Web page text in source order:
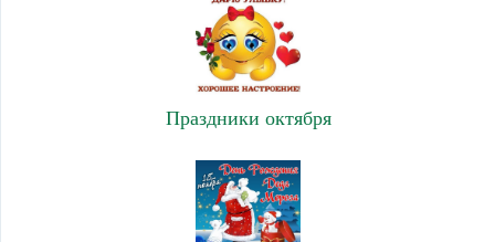
Праздники октября